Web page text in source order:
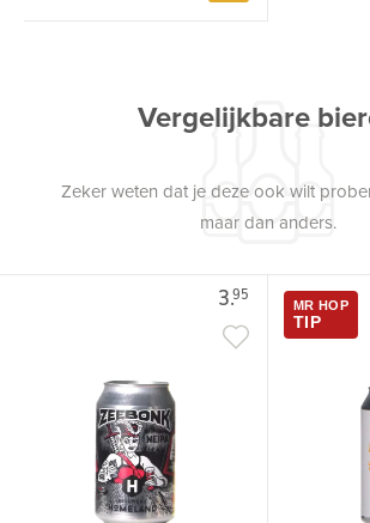
Vergelijkbare
Zeker weten dat je deze ook wilt
maar dan anders.
3.95
MR HOP
TIP